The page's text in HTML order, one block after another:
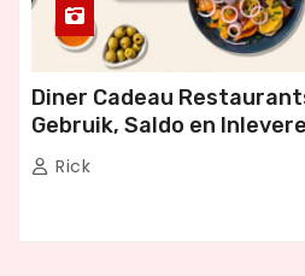
Diner Cadeau
Gebruik, Saldo en
Rick